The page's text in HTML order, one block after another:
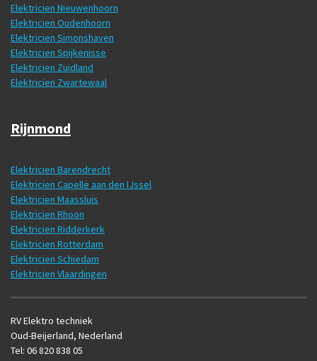
Elektricien Nieuwenhoorn
Elektricien Oudenhoorn
Elektricien Simonshaven
Elektricien Spijkenisse
Elektricien Zuidland
Elektricien Zwartewaal
Rijnmond
Elektricien Barendrecht
Elektricien Capelle aan den IJssel
Elektricien Maassluis
Elektricien Rhoon
Elektricien Ridderkerk
Elektricien Rotterdam
Elektricien Schiedam
Elektricien Vlaardingen
RV Elektro techniek
Oud-Beijerland, Nederland
Tel: 06 820 838 05